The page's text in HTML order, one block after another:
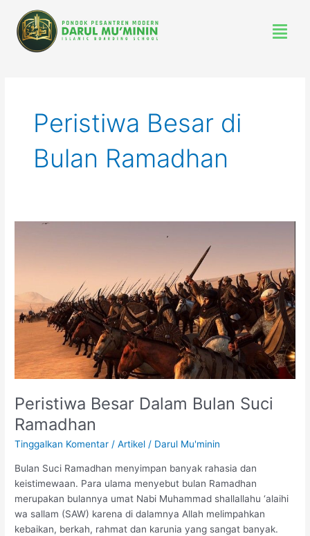
konten
Menu
Peristiwa Besar di
Bulan Ramadhan
Peristiwa Besar Dalam Bulan Suci
Ramadhan
Tinggalkan Komentar /Artikel / Darul Mu'minin
Bulan Suci Ramadhan menyimpan banyak rahasia dan
keistimewaan. Para ulama menyebut bulan Ramadhan
merupakan bulannya umat Nabi Muhammad shallallahu ‘alaihi
wa sallam (SAW) karena di dalamnya Allah melimpahkan
kebaikan, berkah, rahmat dan karunia yang sangat banyak.
Ramadhan